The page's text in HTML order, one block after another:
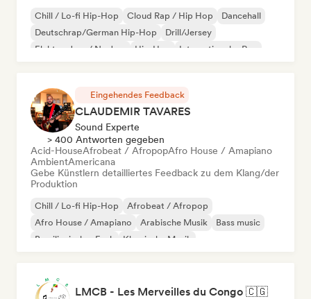
Chill / Lo-fi Hip-Hop Cloud Rap / Hip Hop
Dancehall
Deutschrap/German Hip-Hop
Drill/Jersey
Elektro-Jazz / Nu Jazz
Hip-Hop Internationaler Rap
Eingehendes Feedback
CLAUDEMIR TAVARES
Sound Experte
> 400 Antworten gegeben
Acid-HouseAfrobeat / AfropopAfro House / Amapiano
AmbientAmericana
Gebe Künstlern detailliertes Feedback zu dem Klang/der
Produktion
Chill / Lo-fi Hip-Hop
Afrobeat / Afropop
Afro House / Amapiano
Arabische Musik
Bass music
Brasilianischer Funk
Klassische Musik
LMCB - Les Merveilles du Congo 🇨🇬